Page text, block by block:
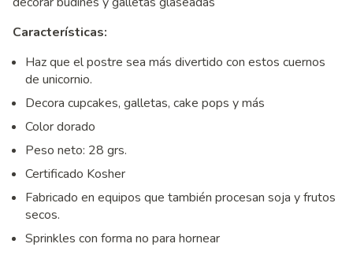
Características:
Haz que el postre sea más divertido con estos cuernos
de unicornio.
Decora cupcakes, galletas, cake pops y más
Color dorado
Peso neto: 28 grs.
Certificado Kosher
Fabricado en equipos que también procesan soja y frutos
secos.
Sprinkles con forma no para hornear